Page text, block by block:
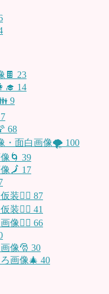
🍫 23
14
9
7
68
・面白画像🌪 100
🌀 39
🗾 17
装👯‍♂️ 87
装🧞‍♀️ 41
像🧛‍♂️ 66
像🎅 30
画像🎄 40